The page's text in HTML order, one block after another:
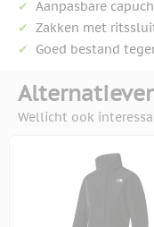
Aanpasbare
Zakken met
Goed bestand
Wellicht ook